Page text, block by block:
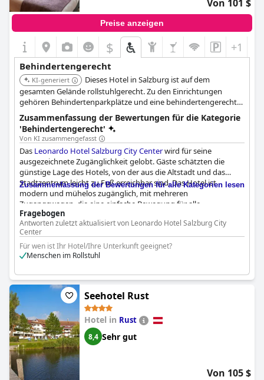
Von 101 $
Preise anzeigen
$ +1
Behindertengerecht
KI-generiert
Dieses Hotel in Salzburg ist auf dem
gesamten Gelände rollstuhlgerecht. Zu den Einrichtungen
gehören Behindertenparkplätze und eine behindertengerechte
Toilette. Barrierefreie Zimmer und barrierefreie Badezimmer sind
verfügbar.
Zusammenfassung der Bewertungen für die Kategorie
'Behindertengerecht'
Von KI zusammengefasst
Das Leonardo Hotel Salzburg City Centerwird für seine
ausgezeichnete Zugänglichkeit gelobt. Gäste schätzten die
günstige Lage des Hotels, von der aus die Altstadt und das
Stadtzentrum leicht zu Fuß erreichbar sind. Das Hotel ist
modern und mühelos zugänglich, mit mehreren
Zugangswegen, die eine einfache Bewegung für alle
gewährleisten. Die Eingangstür und der Eingang sind für
Rollstuhlfahrer zugänglich und die Zimmer sind mit dem Aufzug
erreichbar. Viele Bewertungen hoben die barrierefreie
Umgebung des Hotels hervor, die es benutzerfreundlich für
Personen mit eingeschränkter Mobilität macht.
Die Nähe zu öffentlichen Verkehrsmitteln bietet ein zusätzliches
Maß an Komfort und macht das Hotel zu einem idealen
Ausgangspunkt, um Salzburg zu erkunden. Gäste fanden auch
den kurzen Fußweg durch einen Fußgängertunnel als
praktischen Weg ins Stadtzentrum. Obwohl der Aufzug zu
einem anderen Gebäude als weniger zugänglich beschrieben
wurde, bietet das Hotel insgesamt eine gute Zugänglichkeit,
was es zu einer günstigen Wahl für Reisende mit besonderen
Bedürfnissen macht.
Zusammenfassung der Bewertungen für alle Kategorien lesen
Fragebogen
Antworten zuletzt aktualisiert von Leonardo Hotel Salzburg City
Center
Für wen ist Ihr Hotel/Ihre Unterkunft geeignet?
Menschen im Rollstuhl
Seehotel Rust
Hotel in Rust
8,4 Sehr gut
Von 105 $